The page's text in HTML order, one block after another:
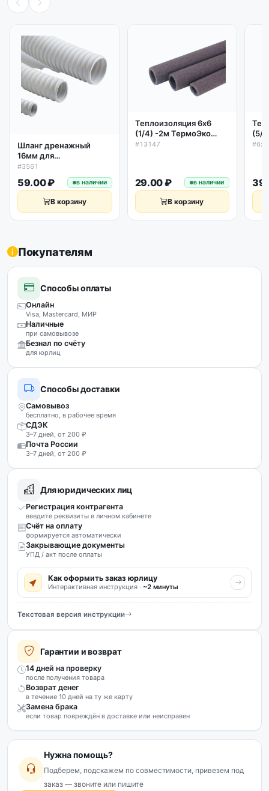
Шланг дренажный
16мм для
кондиционера,
спиральный 1м
#3561
59.00 ₽ в наличии
В корзину
Теплоизоляция 6х6
(1/4) -2м ТермоЭко
полиэтилен серая
#13147
29.00 ₽ в наличии
В корзину
(5/
Покупателям
Способы оплаты
Онлайн
Visa, Mastercard, МИР
Наличные
при самовывозе
Безнал по счёту
для юрлиц
Способы доставки
Самовывоз
бесплатно, в рабочее время
СДЭК
3–7 дней, от 200 ₽
Почта России
3–7 дней, от 200 ₽
Для юридических лиц
Регистрация контрагента
введите реквизиты в личном кабинете
Счёт на оплату
формируется автоматически
Закрывающие документы
УПД / акт после оплаты
Как оформить заказ юрлицу
Интерактивная инструкция · ~2 минуты
Текстовая версия инструкции
Гарантии и возврат
14 дней на проверку
после получения товара
Возврат денег
в течение 10 дней на ту же карту
Замена брака
если товар повреждён в доставке или неисправен
Нужна помощь?
Подберем, подскажем по совместимости, привезем под
заказ — звоните или пишите